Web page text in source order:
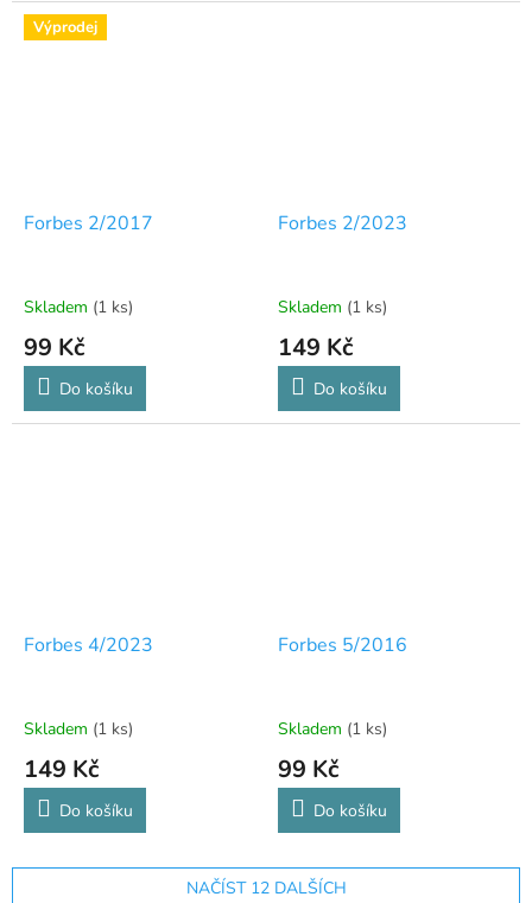
Výprodej
Forbes 2/2017
Skladem (1 ks)
99 Kč
Do košíku
Forbes 2/2023
Skladem (1 ks)
149 Kč
Do košíku
Forbes 4/2023
Skladem (1 ks)
149 Kč
Do košíku
Forbes 5/2016
Skladem (1 ks)
99 Kč
Do košíku
NAČÍST 12 DALŠÍCH